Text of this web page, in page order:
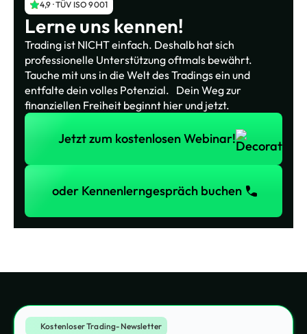
4,9 · TÜV ISO 9001
Lerne uns kennen!
Trading ist NICHT einfach. Deshalb hat sich
professionelle Unterstützung oftmals bewährt.
Tauche mit uns in die Welt des Tradings ein und
entfalte dein volles Potenzial. Dein Weg zur
finanziellen Freiheit beginnt hier und jetzt.
Jetzt zum kostenlosen Webinar!
Jetzt zum kostenlosen Webinar!
oder Kennenlerngespräch buchen
oder Kennenlerngespräch buchen
Kostenloser Trading-Newsletter